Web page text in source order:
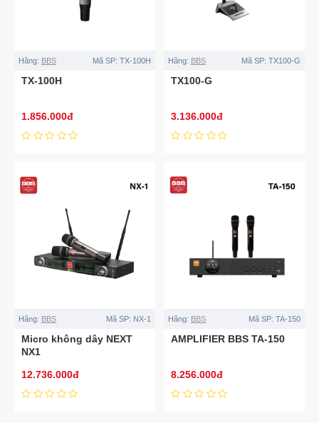
Hãng: BBS Mã SP: TX-100H
TX-100H
1.856.000đ
Hãng: BBS Mã SP: TX100-G
TX100-G
3.136.000đ
Hãng: BBS Mã SP: NX-1
Micro không dây NEXT
NX1
12.736.000đ
Hãng: BBS Mã SP: TA-150
AMPLIFIER BBS TA-150
8.256.000đ